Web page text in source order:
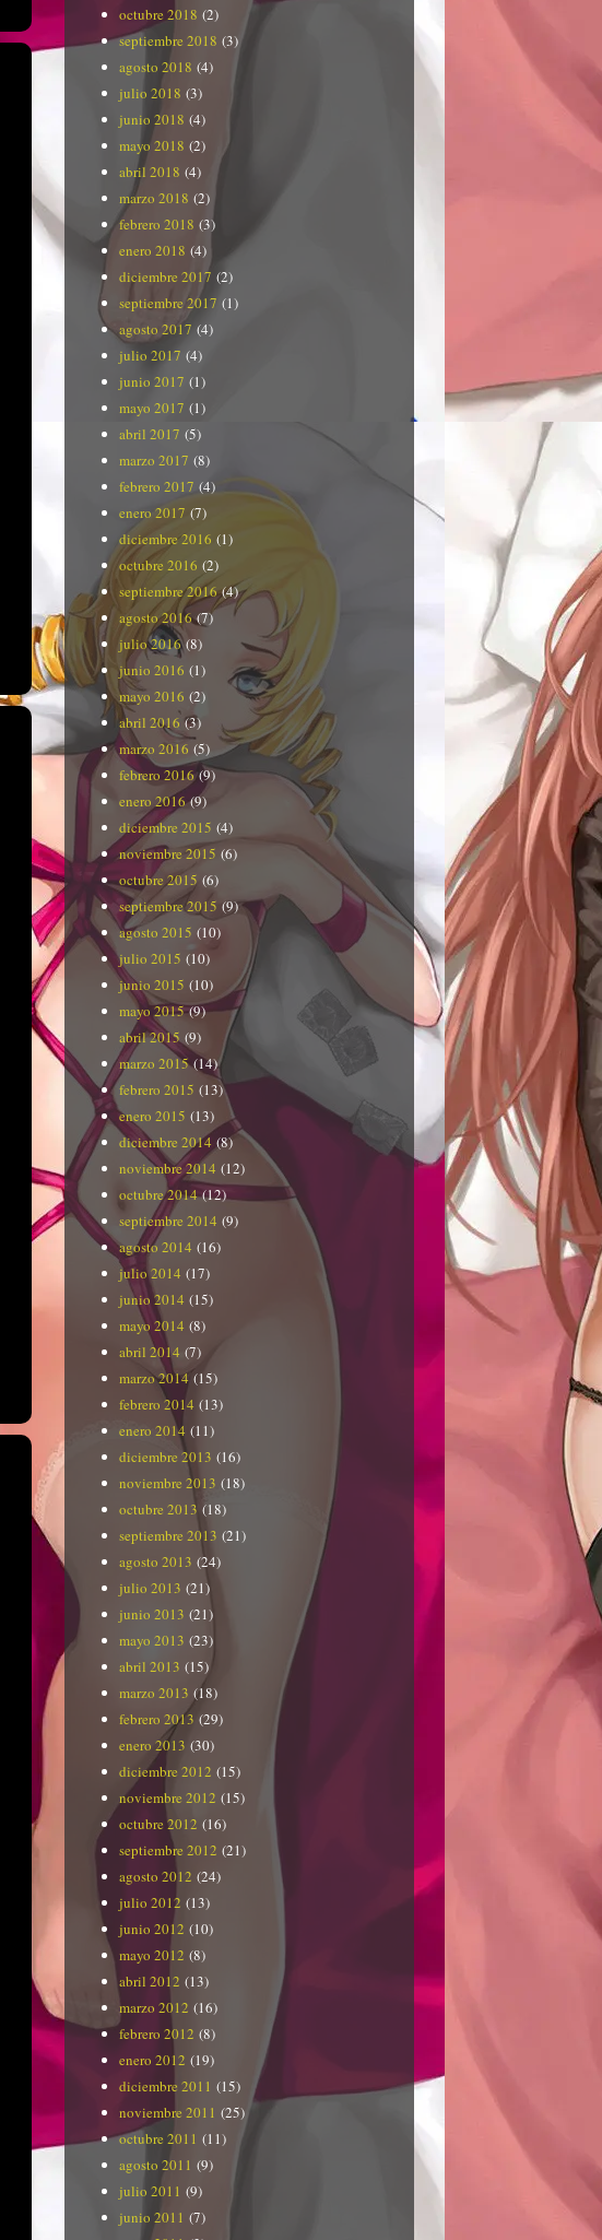
octubre 2018 (2)
septiembre 2018 (3)
agosto 2018 (4)
julio 2018 (3)
junio 2018 (4)
mayo 2018 (2)
abril 2018 (4)
marzo 2018 (2)
febrero 2018 (3)
enero 2018 (4)
diciembre 2017 (2)
septiembre 2017 (1)
agosto 2017 (4)
julio 2017 (4)
junio 2017 (1)
mayo 2017 (1)
abril 2017 (5)
marzo 2017 (8)
febrero 2017 (4)
enero 2017 (7)
diciembre 2016 (1)
octubre 2016 (2)
septiembre 2016(4)
agosto 2016(7)
julio 2016(8)
junio 2016 (1)
mayo 2016 (2)
abril 2016 (3)
marzo 2016 (5)
febrero 2016(9)
enero 2016(9)
diciembre 2015 (4)
noviembre 2015 (6)
octubre 2015 (6)
septiembre 2015 (9)
agosto 2015 (10)
julio 2015 (10)
junio 2015 (10)
mayo 2015(9)
abril 2015 (9)
marzo 2015(14)
febrero 2015 (13)
enero 2015 (13)
diciembre 2014 (8)
noviembre 2014 (12)
octubre 2014(12)
septiembre 2014 (9)
agosto 2014 (16)
julio 2014 (17)
junio 2014 (15)
mayo 2014 (8)
abril 2014 (7)
marzo 2014 (15)
febrero 2014 (13)
enero 2014 (11)
diciembre 2013 (16)
noviembre 2013 (18)
octubre 2013 (18)
septiembre 2013 (21)
agosto 2013 (24)
julio 2013 (21)
junio 2013 (21)
mayo 2013 (23)
abril 2013 (15)
marzo 2013 (18)
febrero 2013 (29)
enero 2013 (30)
diciembre 2012 (15)
noviembre 2012 (15)
octubre 2012 (16)
septiembre 2012 (21)
agosto 2012 (24)
julio 2012 (13)
junio 2012 (10)
mayo 2012 (8)
abril 2012 (13)
marzo 2012 (16)
febrero 2012 (8)
enero 2012 (19)
diciembre 2011 (15)
noviembre 2011 (25)
octubre 2011 (11)
agosto 2011 (9)
julio 2011 (9)
junio 2011 (7)